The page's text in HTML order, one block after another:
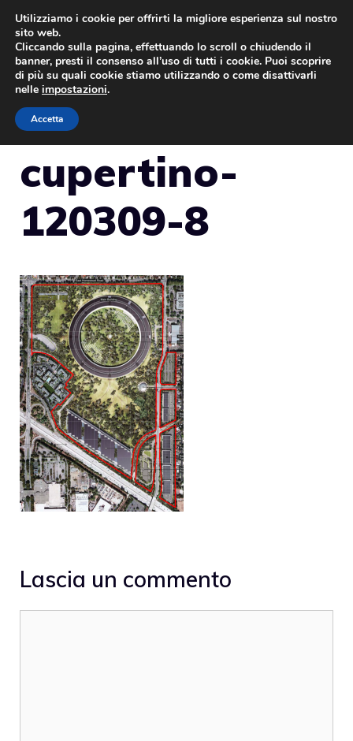
Vai
contenuto
cupertino-
120309-8
Lascia un commento
Utilizziamo i cookie per offrirti la migliore esperienza sul nostro
sito web.
Cliccando sulla pagina, effettuando lo scroll o chiudendo il
banner, presti il consenso all’uso di tutti i cookie. Puoi scoprire
di più su quali cookie stiamo utilizzando o come disattivarli
nelle impostazioni.
Accetta